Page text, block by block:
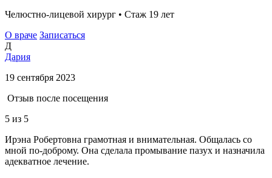
Челюстно-лицевой хирург • Стаж 19 лет
О враче Записаться
Д
Дария
19 сентября 2023
Отзыв после посещения
5 из 5
Ирэна Робертовна грамотная и внимательная. Общалась со
мной по-доброму. Она сделала промывание пазух и назначила
адекватное лечение.